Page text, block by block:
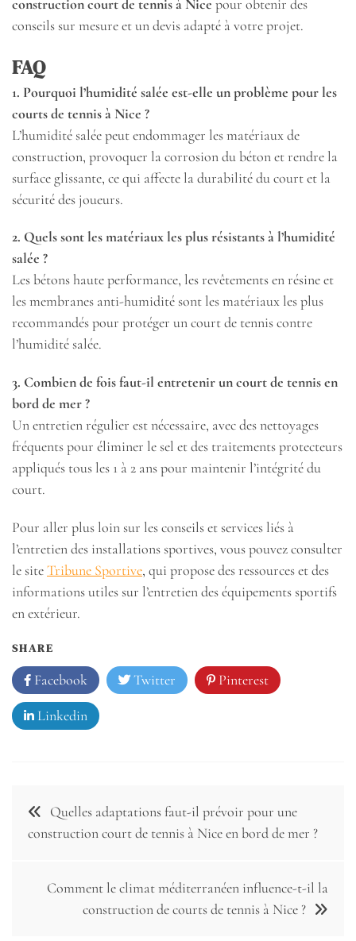
construction court de tennis à Nice pour obtenir des
conseils sur mesure et un devis adapté à votre projet.
FAQ
1. Pourquoi l’humidité salée est-elle un problème pour les
courts de tennis à Nice ?
L’humidité salée peut endommager les matériaux de
construction, provoquer la corrosion du béton et rendre la
surface glissante, ce qui affecte la durabilité du court et la
sécurité des joueurs.
2. Quels sont les matériaux les plus résistants à l’humidité
salée ?
Les bétons haute performance, les revêtements en résine et
les membranes anti-humidité sont les matériaux les plus
recommandés pour protéger un court de tennis contre
l’humidité salée.
3. Combien de fois faut-il entretenir un court de tennis en
bord de mer ?
Un entretien régulier est nécessaire, avec des nettoyages
fréquents pour éliminer le sel et des traitements protecteurs
appliqués tous les 1 à 2 ans pour maintenir l’intégrité du
court.
Pour aller plus loin sur les conseils et services liés à
l’entretien des installations sportives, vous pouvez consulter
le siteTribune Sportive, qui propose des ressources et des
informations utiles sur l’entretien des équipements sportifs
en extérieur.
SHARE
Facebook Twitter Pinterest
Linkedin
Navigation
de
Quelles adaptations faut-il prévoir pour une
construction court de tennis à Nice en bord de mer ?
Comment le climat méditerranéen influence-t-il la
construction de courts de tennis à Nice ?